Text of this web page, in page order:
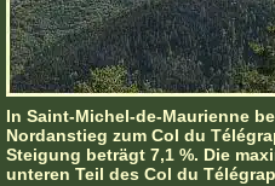
In Saint-Michel-de-Maurienne
Nordanstieg zum Col du
Steigung beträgt 7,1 %. Die
unteren Teil des Col du